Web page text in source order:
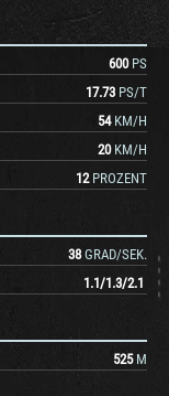
600 PS
17.73 PS/T
54 KM/H
20 KM/H
12 PROZENT
38 GRAD/SEK.
1.1/1.3/2.1
525 M